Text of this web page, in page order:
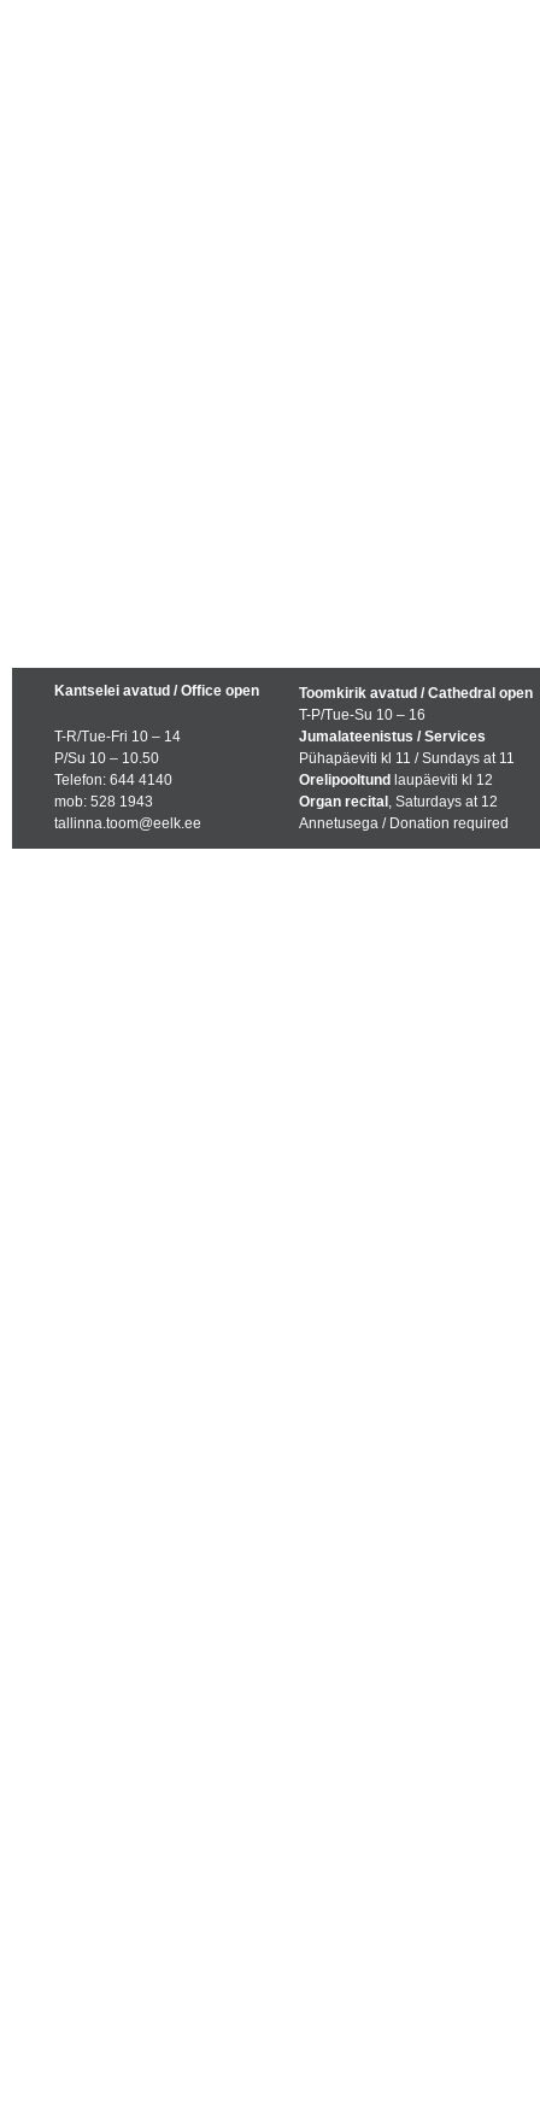
Kantselei avatud / Office open
T-R/Tue-Fri 10 – 14
P/Su 10 – 10.50
Telefon: 644 4140
mob: 528 1943
tallinna.toom@eelk.ee
Toomkirik avatud / Cathedral open
T-P/Tue-Su 10 – 16
Jumalateenistus / Services
Pühapäeviti kl 11 / Sundays at 11
Orelipooltund laupäeviti kl 12
Organ recital , Saturdays at 12
Annetusega / Donation required